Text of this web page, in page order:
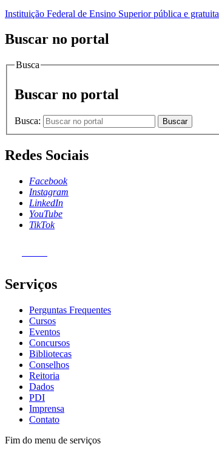
Instituição Federal de Ensino Superior pública e gratuita
Buscar no portal
Busca
Buscar no portal
Busca: Buscar
Redes Sociais
Facebook
Instagram
LinkedIn
YouTube
TikTok
Serviços
Perguntas Frequentes
Cursos
Eventos
Concursos
Bibliotecas
Conselhos
Reitoria
Dados
PDI
Imprensa
Contato
Fim do menu de serviços